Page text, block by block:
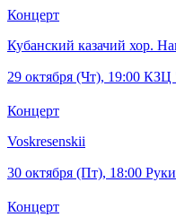
Концерт
Кубанский казачий хор.
29 октября (Чт), 19:00 КЗЦ
Концерт
Voskresenskii
30 октября (Пт), 18:00
Концерт